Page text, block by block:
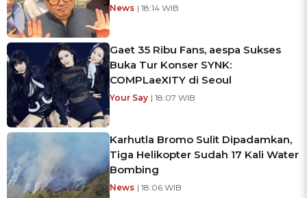
News | 18:14 WIB
Gaet 35 Ribu Fans, aespa Sukses
Buka Tur Konser SYNK:
COMPLaeXITY di Seoul
Your Say | 18:07 WIB
Karhutla Bromo Sulit Dipadamkan,
Tiga Helikopter Sudah 17 Kali Water
Bombing
News | 18:06 WIB